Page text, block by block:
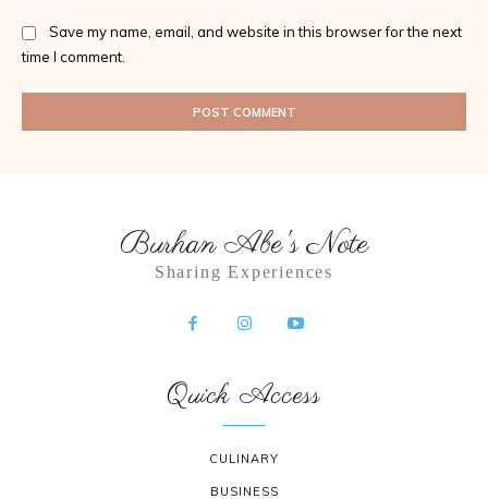
Save my name, email, and website in this browser for the next
time I comment.
Burhan Abe's Note
Sharing Experiences
Quick Access
CULINARY
BUSINESS